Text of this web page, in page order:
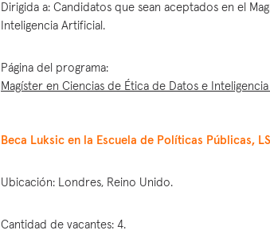
Dirigida a: Candidatos que sean aceptados en el
Inteligencia Artificial.
Página del programa:
Magíster en Ciencias de Ética de Datos e
Beca Luksic en la Escuela de Políticas Públicas,
Ubicación: Londres, Reino Unido.
Cantidad de vacantes: 4.